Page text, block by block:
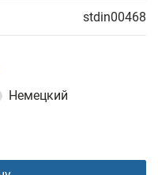
stdin00468
Немецкий